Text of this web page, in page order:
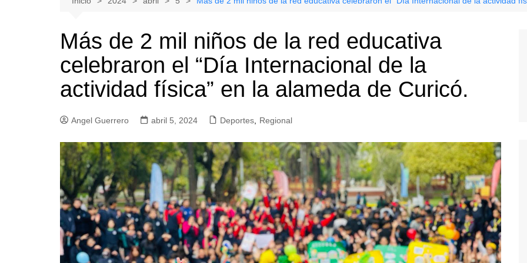
Tenis
Boxeo
Gimnasia
Licantén
Sagrada Familia
Teno
Más de 2 mil niños de la red educativa
celebraron el “Día Internacional de la
actividad física” en la alameda de Curicó.
Angel Guerrero abril 5, 2024 Deportes, Regional